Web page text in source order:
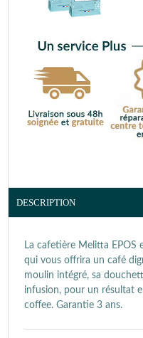
DESCRIPTION
La cafetière Melitta EPOS
qui vous offrira un café
moulin intégré, sa
infusion, pour un résultat
coffee. Garantie 3 ans.